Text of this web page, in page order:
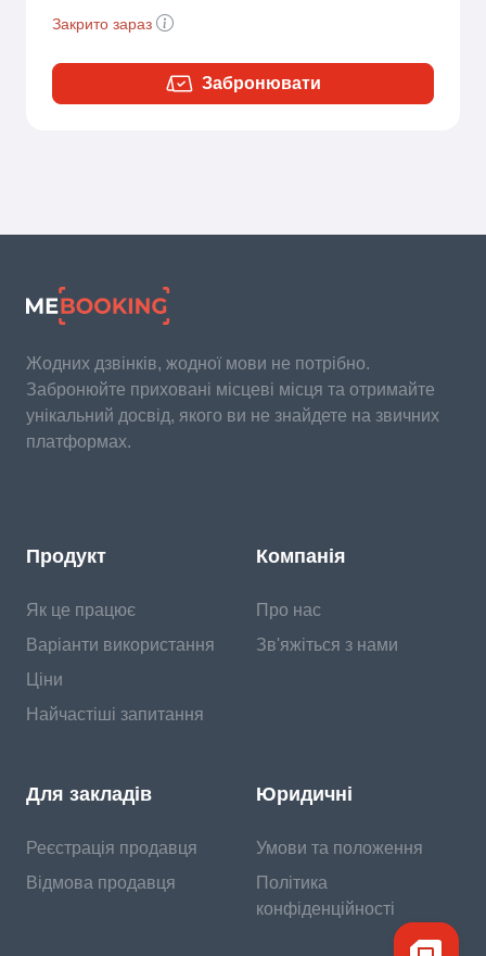
Закрито зараз
Забронювати
Жодних дзвінків, жодної мови не потрібно.
Забронюйте приховані місцеві місця та отримайте
унікальний досвід, якого ви не знайдете на звичних
платформах.
Продукт
Як це працює
Варіанти використання
Ціни
Найчастіші запитання
Компанія
Про нас
Зв'яжіться з нами
Для закладів
Реєстрація продавця
Відмова продавця
Юридичні
Умови та положення
Політика
конфіденційності